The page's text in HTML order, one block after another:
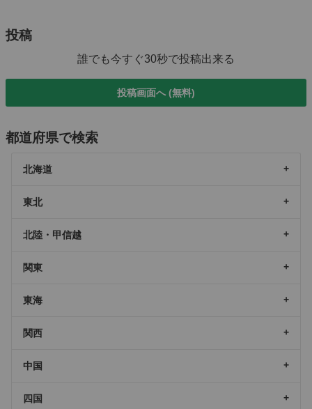
投稿
誰でも今すぐ30秒で投稿出来る
投稿画面へ (無料)
都道府県で検索
北海道
東北
北陸・甲信越
関東
東海
関西
中国
四国